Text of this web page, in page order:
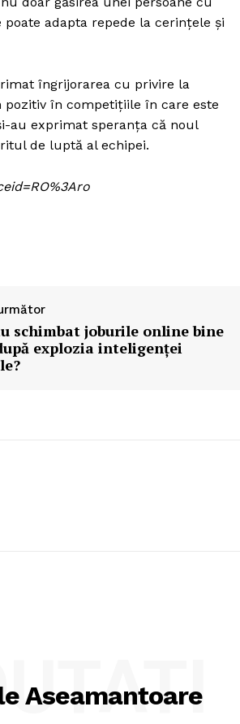
adapta repede la cerințele și
îngrijorarea cu privire la
pozitiv în competițiile în care este
au exprimat speranța că noul
de luptă al echipei.
schimbat joburile online bine
explozia inteligenței
Aseamantoare